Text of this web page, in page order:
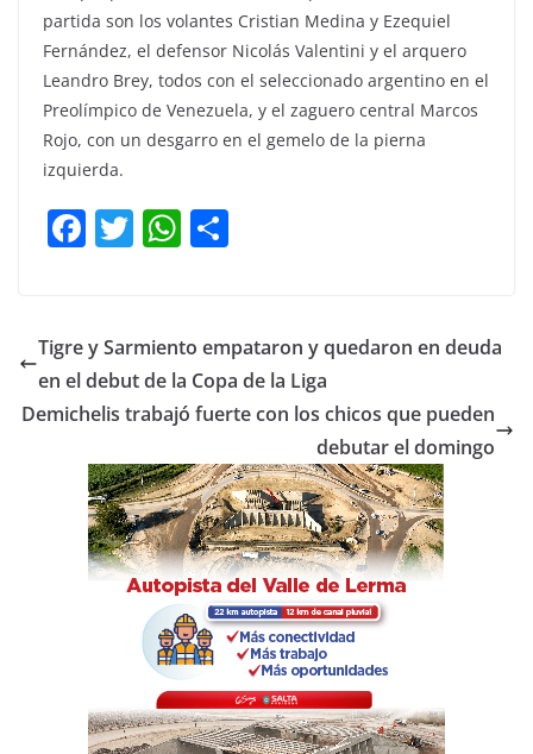
partida son los volantes Cristian Medina y Ezequiel
Fernández, el defensor Nicolás Valentini y el arquero
Leandro Brey, todos con el seleccionado argentino en el
Preolímpico de Venezuela, y el zaguero central Marcos
Rojo, con un desgarro en el gemelo de la pierna
izquierda.
F
a
e
b
o
o
k
T
w
er
W
h
s
A
p
p
p
ar
tir
Tigre y Sarmiento empataron y quedaron en deuda
en el debut de la Copa de la Liga
Demichelis trabajó fuerte con los chicos que pueden
debutar el domingo